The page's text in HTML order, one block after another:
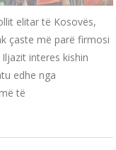
elitar të Kosovës,
çaste më parë firmosi
interes kishin
edhe nga
të